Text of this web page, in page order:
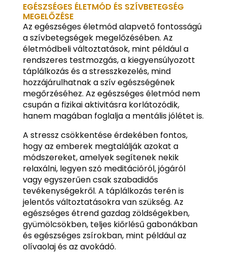
EGÉSZSÉGES ÉLETMÓD ÉS SZÍVBETEGSÉG
MEGELŐZÉSE
Az egészséges életmód alapvető fontosságú
a szívbetegségek megelőzésében. Az
életmódbeli változtatások, mint például a
rendszeres testmozgás, a kiegyensúlyozott
táplálkozás és a stresszkezelés, mind
hozzájárulhatnak a szív egészségének
megőrzéséhez. Az egészséges életmód nem
csupán a fizikai aktivitásra korlátozódik,
hanem magában foglalja a mentális jólétet is.
A stressz csökkentése érdekében fontos,
hogy az emberek megtalálják azokat a
módszereket, amelyek segítenek nekik
relaxálni, legyen szó meditációról, jógáról
vagy egyszerűen csak szabadidős
tevékenységekről. A táplálkozás terén is
jelentős változtatásokra van szükség. Az
egészséges étrend gazdag zöldségekben,
gyümölcsökben, teljes kiőrlésű gabonákban
és egészséges zsírokban, mint például az
olívaolaj és az avokádó.